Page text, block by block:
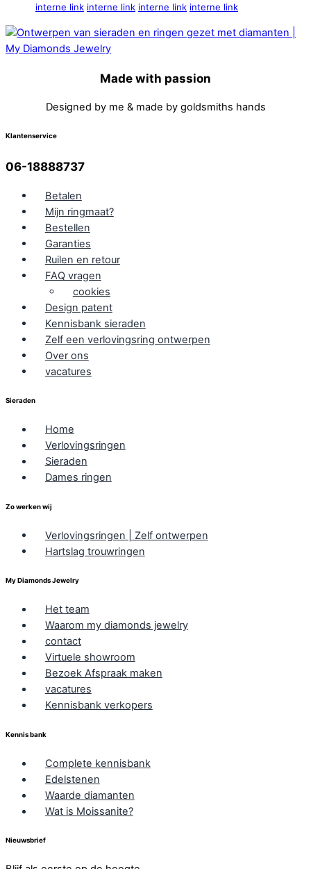
interne link interne link interne link interne link
Made with passion
Designed by me & made by goldsmiths hands
Klantenservice
06-18888737
Betalen
Mijn ringmaat?
Bestellen
Garanties
Ruilen en retour
FAQ vragen
cookies
Design patent
Kennisbank sieraden
Zelf een verlovingsring ontwerpen
Over ons
vacatures
Sieraden
Home
Verlovingsringen
Sieraden
Dames ringen
Zo werken wij
Verlovingsringen | Zelf ontwerpen
Hartslag trouwringen
My Diamonds Jewelry
Het team
Waarom my diamonds jewelry
contact
Virtuele showroom
Bezoek Afspraak maken
vacatures
Kennisbank verkopers
Kennis bank
Complete kennisbank
Edelstenen
Waarde diamanten
Wat is Moissanite?
Nieuwsbrief